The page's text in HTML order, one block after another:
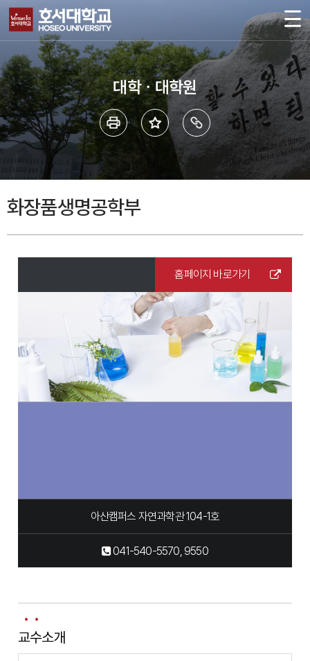
대학ㆍ대학원
화장품생명공학부
홈페이지 바로가기
아산캠퍼스 자연과학관 104-1호
041-540-5570, 9550
교수소개